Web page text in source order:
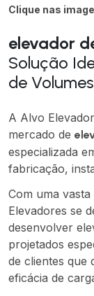
Clique nas
elevador
Solução
de
A Alvo
mercado de
especializada
fabricação,
Com uma
Elevadores se
desenvolver
projetados
de clientes que
eficácia de